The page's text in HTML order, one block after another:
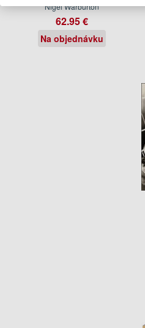
Nigel Warburton
62.95 €
Na objednávku